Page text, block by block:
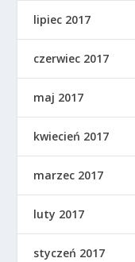
lipiec 2017
czerwiec 2017
maj 2017
kwiecień 2017
marzec 2017
luty 2017
styczeń 2017